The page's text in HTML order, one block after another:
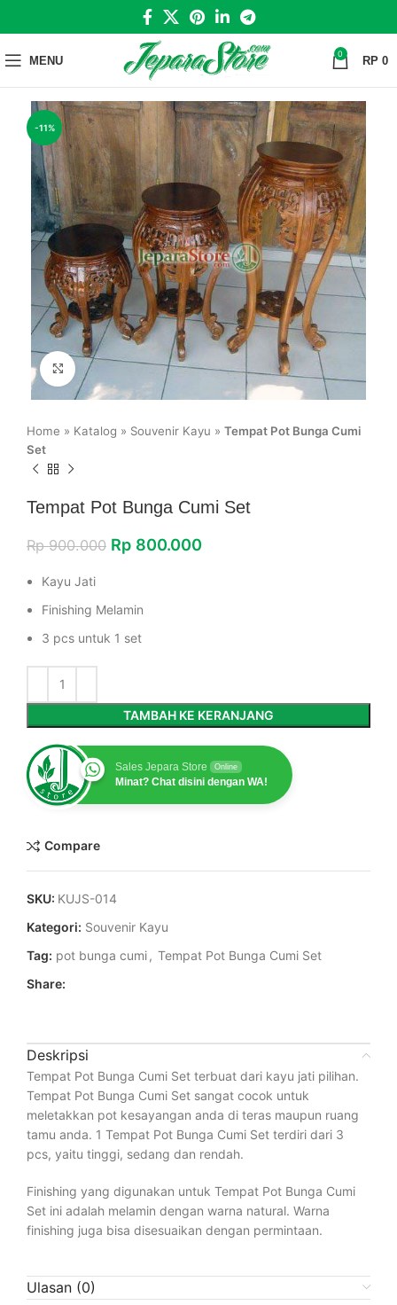
MENU 0 RP 0
-11%
Click to enlarge
Home » Katalog » Souvenir Kayu » Tempat Pot Bunga Cumi
Set
Tempat Pot Bunga Cumi Set
Rp900.000 Rp 800.000
Kayu Jati
Finishing Melamin
3 pcs untuk 1 set
TAMBAH KE KERANJANG
Sales Jepara Store Online
Minat? Chat disini dengan WA!
Compare
SKU: KUJS-014
Kategori: Souvenir Kayu
Tag: pot bunga cumi, Tempat Pot Bunga Cumi Set
Share:
Deskripsi
Tempat Pot Bunga Cumi Set terbuat dari kayu jati pilihan.
Tempat Pot Bunga Cumi Set sangat cocok untuk
meletakkan pot kesayangan anda di teras maupun ruang
tamu anda. 1 Tempat Pot Bunga Cumi Set terdiri dari 3
pcs, yaitu tinggi, sedang dan rendah.
Finishing yang digunakan untuk Tempat Pot Bunga Cumi
Set ini adalah melamin dengan warna natural. Warna
finishing juga bisa disesuaikan dengan permintaan.
Ulasan (0)